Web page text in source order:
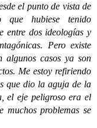
el punto de vista de
hubiese tenido
entre dos ideologías y
Pero existe
algunos casos ya son
Me estoy refiriendo
que dio la aguja de la
el eje peligroso era el
muchos problemas se